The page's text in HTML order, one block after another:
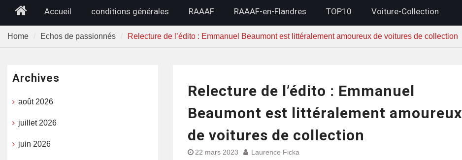
HomeAccueil conditions générales RAAAF RAAAF-en-Flandres TOP10 Voiture-Collection
Home Echos de passionnés Relecture de l’édito : Emmanuel Beaumont est littéralement amoureux de voitures de collection
Relecture de l’édito : Emmanuel
Beaumont est littéralement amoureux
de voitures de collection
22 mars 2023 Laurence Ficka
Archives
août 2026
juillet 2026
juin 2026